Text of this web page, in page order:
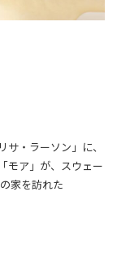
・ラーソン」に、
モア」が、スウェー
家を訪れた